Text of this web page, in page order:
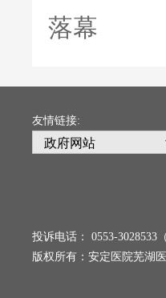
落幕
友情链接:
投诉电话： 0553-3028533
版权所有：安定医院芜湖